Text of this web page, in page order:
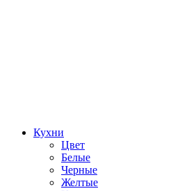
Кухни
Цвет
Белые
Черные
Желтые